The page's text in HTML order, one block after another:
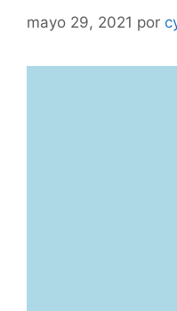
mayo 29, 2021 por